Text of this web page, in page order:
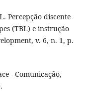
Percepção discente
(TBL) e instrução
v. 6, n. 1, p.
- Comunicação,